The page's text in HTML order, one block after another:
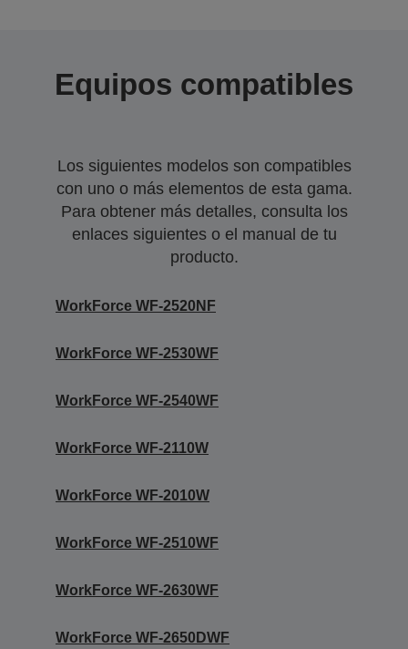
Equipos compatibles
Los siguientes modelos son compatibles
con uno o más elementos de esta gama.
Para obtener más detalles, consulta los
enlaces siguientes o el manual de tu
producto.
WorkForce WF-2520NF
WorkForce WF-2530WF
WorkForce WF-2540WF
WorkForce WF-2110W
WorkForce WF-2010W
WorkForce WF-2510WF
WorkForce WF-2630WF
WorkForce WF-2650DWF